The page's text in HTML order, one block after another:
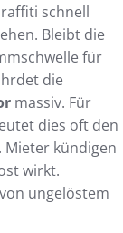
schnell
Bleibt die
für
die
massiv. Für
dies oft den
Mieter kündigen
wirkt.
ungelöstem